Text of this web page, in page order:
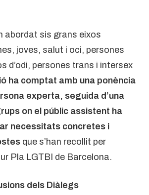
abordat sis grans eixos
joves, salut i oci, persones
d’odi, persones trans i intersex
ha comptat amb una ponència
experta, seguida d’una
on el públic assistent ha
necessitats concretes i
que s’han recollit per
Pla LGTBI de Barcelona.
dels Diàlegs